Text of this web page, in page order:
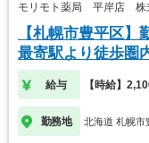
モリモト薬局 平岸店 株
【札幌市豊平区
最寄駅より徒歩圏
給与 【時給】
勤務地 北海道 札幌市